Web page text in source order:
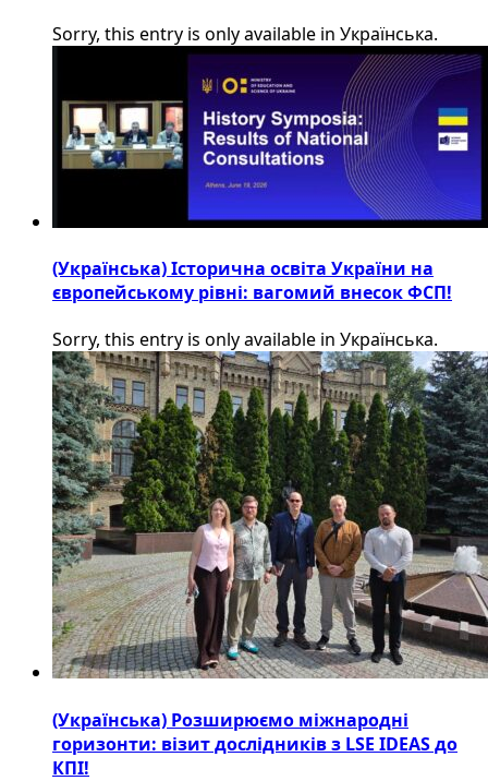
Sorry, this entry is only available in Українська.
(Українська) Історична освіта України на
європейському рівні: вагомий внесок ФСП!
Sorry, this entry is only available in Українська.
(Українська) Розширюємо міжнародні
горизонти: візит дослідників з LSE IDEAS до
КПІ!